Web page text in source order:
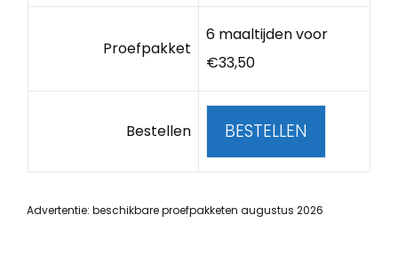
Proefpakket
6 maaltijden voor
€33,50
Bestellen BESTELLEN
Advertentie: beschikbare proefpakketen augustus 2026